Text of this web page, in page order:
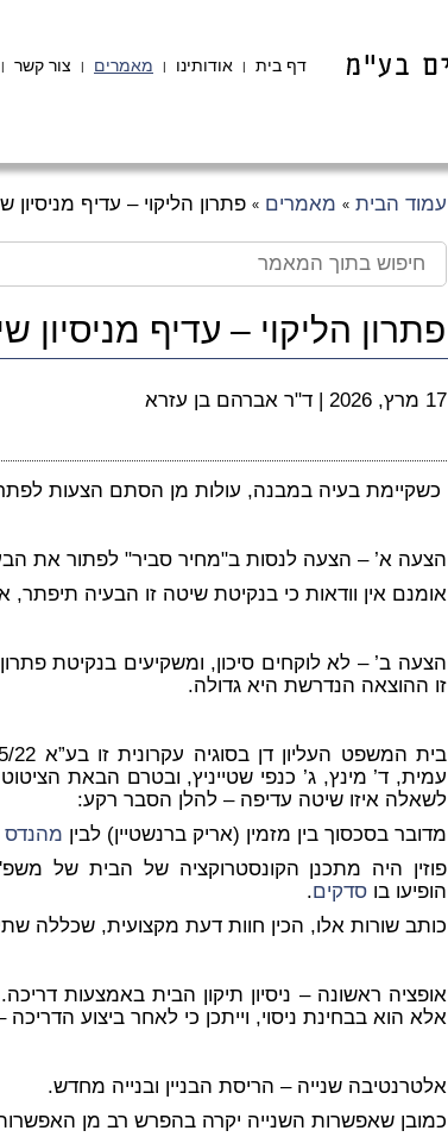
דף בית | אודותינו | מאמרים | צור קשר |
עמוד הבית » מאמרים » פתרון הליקוי – עדיף מניסיון
פתרון הליקוי – עדיף מניסיון
17 מרץ, 2026 | ד"ר אברהם בן עזרא
כשקיימת בעיה במבנה, עולות מן הסתם הצעות
הצעה א’ – הצעה לנסות ב"מחיר סביר" לפתור את
אומנם אין וודאות כי בנקיטת שיטה זו הבעיה
הצעה ב’ – לא לוקחים סיכון, ומשקיעים בנקיטת
זו ההוצאה הנדרשת היא גדולה.
בית המשפט העליון דן בסוגיה עקרונית זו בע”א 4855/22
עמית, ד’ מינץ, ג’ כנפי שטייניץ, ובטרם הבאת
לשאלה איזו שיטה עדיפה – להלן הסבר רקע:
מדובר בסכסוך בין מזמין (אריק ברנשטיין) לבין מהנדס
פוזין היה מתכנן הקונסטרוקציה של הבית של
הופיעו בו סדקים.
כותב שורות אלו, הכין חוות דעת מקצועית, שכללה
אופציה ראשונה – ניסיון תיקון הבית באמצעות
אלא הוא בבחינת ניסוי, וייתכן כי לאחר ביצוע
אלטרנטיבה שנייה – הריסת הבניין ובנייה מחדש.
כמובן שאפשרות השנייה יקרה בהפרש רב מן